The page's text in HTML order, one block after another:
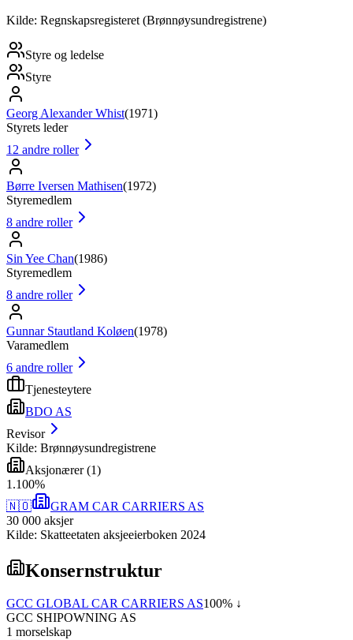
Kilde: Regnskapsregisteret (Brønnøysundregistrene)
Styre og ledelse
Styre
Georg Alexander Whist(1971)
Styrets leder
12 andre roller
Børre Iversen Mathisen(1972)
Styremedlem
8 andre roller
Sin Yee Chan(1986)
Styremedlem
8 andre roller
Gunnar Stautland Koløen(1978)
Varamedlem
6 andre roller
Tjenesteytere
BDO AS
Revisor
Kilde: Brønnøysundregistrene
Aksjonærer(1)
1 .100%
🇳🇴
GRAM CAR CARRIERS AS
30 000 aksjer
Kilde: Skatteetaten aksjeeierboken 2024
Konsernstruktur
GCC GLOBAL CAR CARRIERS AS100% ↓
GCC SHIPOWNING AS
1 morselskap